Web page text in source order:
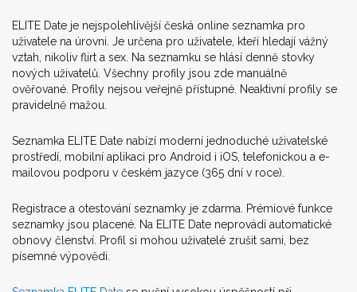
ELITE Date je nejspolehlivější česká online seznamka pro
uživatele na úrovni. Je určena pro uživatele, kteří hledají vážný
vztah, nikoliv flirt a sex. Na seznamku se hlásí denně stovky
nových uživatelů. Všechny profily jsou zde manuálně
ověřované. Profily nejsou veřejně přístupné. Neaktivní profily se
pravidelně mažou.
Seznamka ELITE Date nabízí moderní jednoduché uživatelské
prostředí, mobilní aplikaci pro Android i iOS, telefonickou a e-
mailovou podporu v českém jazyce (365 dní v roce).
Registrace a otestování seznamky je zdarma. Prémiové funkce
seznamky jsou placené. Na ELITE Date neprovádí automatické
obnovy členství. Profil si mohou uživatelé zrušit sami, bez
písemné výpovědi.